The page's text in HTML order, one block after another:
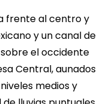
frente al centro y
y un canal de
el occidente
Central, aunados
medios y